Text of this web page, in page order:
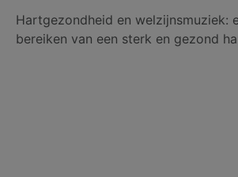
Hartgezondheid en welzijnsmuziek:
bereiken van een sterk en gezond